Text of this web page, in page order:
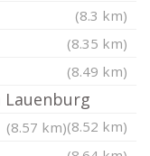
(8.3 km)
(8.35 km)
(8.49 km)
(8.52 km)
(8.57 km)